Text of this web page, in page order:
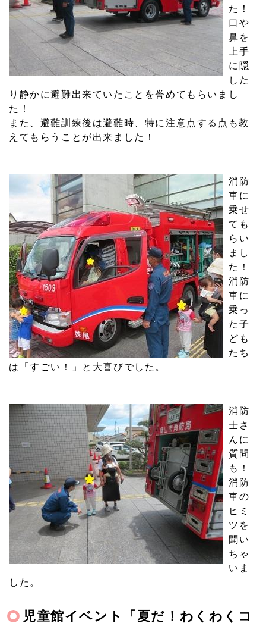
た！
口や
鼻を
上手
に隠
した
り静かに避難出来ていたことを誉めてもらいまし
た！
また、避難訓練後は避難時、特に注意点する点も教
えてもらうことが出来ました！
消防
車に
乗せ
ても
らい
まし
た！
消防
車に
乗っ
た子
ども
たち
は「すごい！」と大喜びでした。
消防
士さ
んに
質問
も！
消防
車の
ヒミ
ツを
聞い
ちゃ
いま
した。
児童館イベント「夏だ！わくわくコ